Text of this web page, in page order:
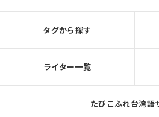
タグから探す
ライター一覧
たびこふれ台湾語